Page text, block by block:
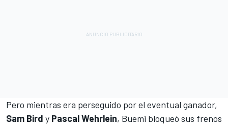
Pero mientras era perseguido por el eventual ganador,
Sam Bird y Pascal Wehrlein, Buemi bloqueó sus frenos